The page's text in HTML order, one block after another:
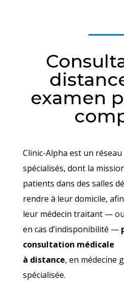
examen
Clinic-Alpha est un réseau
spécialisés, dont la
patients dans des salles
rendre à leur domicile,
leur médecin traitant —
en cas d’indisponibilité —
consultation médicale
à distance, en médecine
spécialisée.